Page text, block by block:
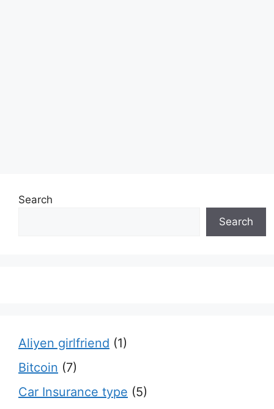
Search
Search
Aliyen girlfriend (1)
Bitcoin (7)
Car Insurance type (5)